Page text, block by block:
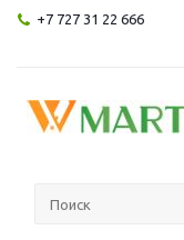
+7 727 31 22 666